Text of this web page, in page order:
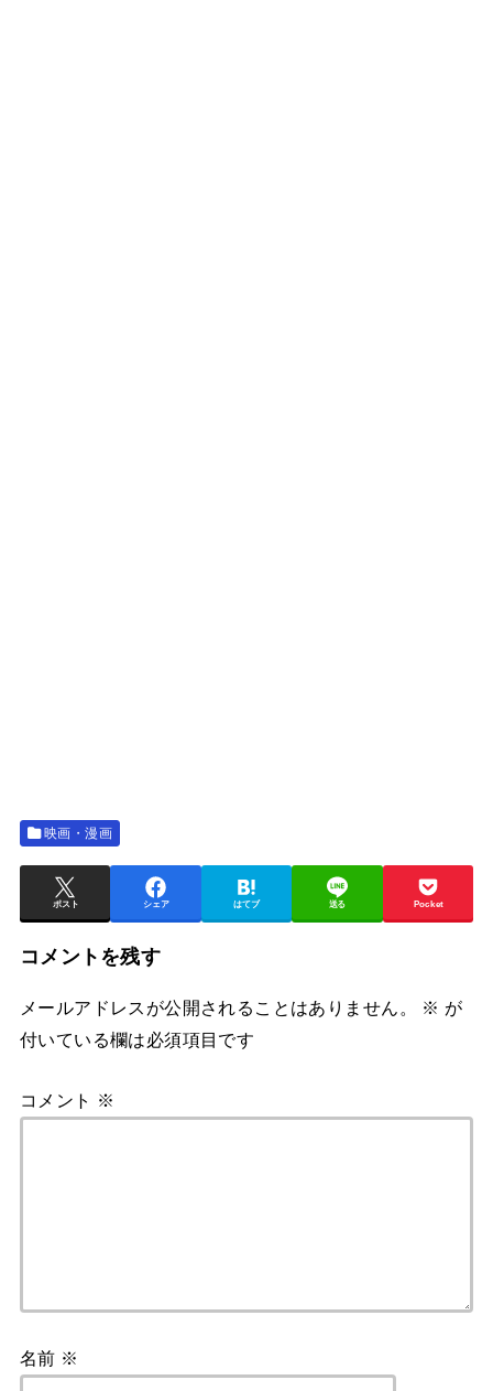
映画・漫画
ポスト シェア はてブ 送る Pocket
コメントを残す
メールアドレスが公開されることはありません。 ※ が
付いている欄は必須項目です
コメント ※
名前 ※